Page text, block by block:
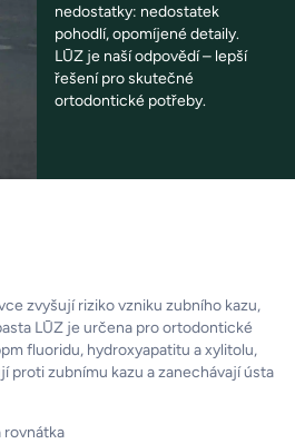
nedostatky: nedostatek
pohodlí, opomíjené detaily.
LŪZ je naší odpovědí – lepší
řešení pro skutečné
ortodontické potřeby.
zvyšují riziko vzniku zubního kazu,
LŪZ je určena pro ortodontické
fluoridu, hydroxyapatitu a xylitolu,
proti zubnímu kazu a zanechávají ústa
rovnátka